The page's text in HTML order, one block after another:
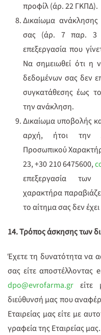
προφίλ (άρ. 22 ΓΚΠΔ).
Δικαίωμα
σας (άρ. 7 παρ. 3
επεξεργασία που
Να σημειωθεί ότι η
δεδομένων σας δεν
συγκατάθεσης έως
την ανάκληση.
Δικαίωμα υποβολής
αρχή, ήτοι την
Προσωπικού
23, +30 210 6475600,
επεξεργασία
χαρακτήρα
το αίτημα σας δεν
14. Τρόπος άσκησης των
Έχετε τη δυνατότητα να
σας είτε αποστέλλοντας
dpo@evrofarma.gr είτε
διεύθυνσή μας που
Εταιρείας μας είτε με
γραφεία της Εταιρείας μας.